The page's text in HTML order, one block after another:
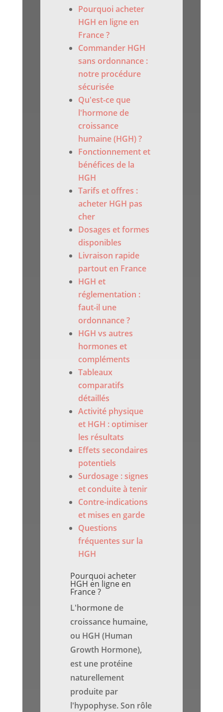
Pourquoi acheter
HGH en ligne en
France ?
Commander HGH
sans ordonnance :
notre procédure
sécurisée
Qu'est-ce que
l'hormone de
croissance
humaine (HGH) ?
Fonctionnement et
bénéfices de la
HGH
Tarifs et offres :
acheter HGH pas
cher
Dosages et formes
disponibles
Livraison rapide
partout en France
HGH et
réglementation :
faut-il une
ordonnance ?
HGH vs autres
hormones et
compléments
Tableaux
comparatifs
détaillés
Activité physique
et HGH : optimiser
les résultats
Effets secondaires
potentiels
Surdosage : signes
et conduite à tenir
Contre-indications
et mises en garde
Questions
fréquentes sur la
HGH
Pourquoi acheter
HGH en ligne en
France ?
L'hormone de
croissance humaine,
ou HGH (Human
Growth Hormone),
est une protéine
naturellement
produite par
l'hypophyse. Son rôle